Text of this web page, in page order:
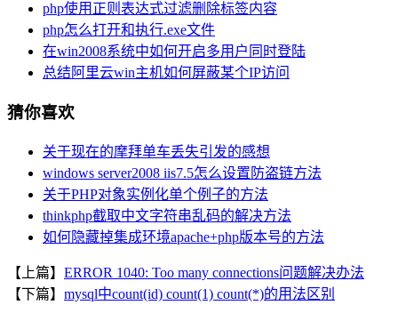
php使用正则表达式过滤删除标签内容
php怎么打开和执行.exe文件
在win2008系统中如何开启多用户同时登陆
总结阿里云win主机如何屏蔽某个IP访问
猜你喜欢
关于现在的摩拜单车丢失引发的感想
windows server2008 iis7.5怎么设置防盗链方法
关于PHP对象实例化单个例子的方法
thinkphp截取中文字符串乱码的解决方法
如何隐藏掉集成环境apache+php版本号的方法
【上篇】 ERROR 1040: Too many connections问题解决办法
【下篇】 mysql中count(id) count(1) count(*)的用法区别